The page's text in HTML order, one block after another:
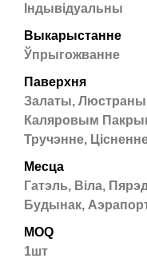
Індывідуальны
Выкарыстанне
Ўпрыгожванне
Паверхня
Залаты,
Каляровым
Тручэнне,
Месца
Гатэль, Віла,
Будынак,
MOQ
1шт